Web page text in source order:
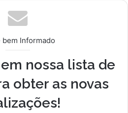
bem Informado
nossa lista de
obter as novas